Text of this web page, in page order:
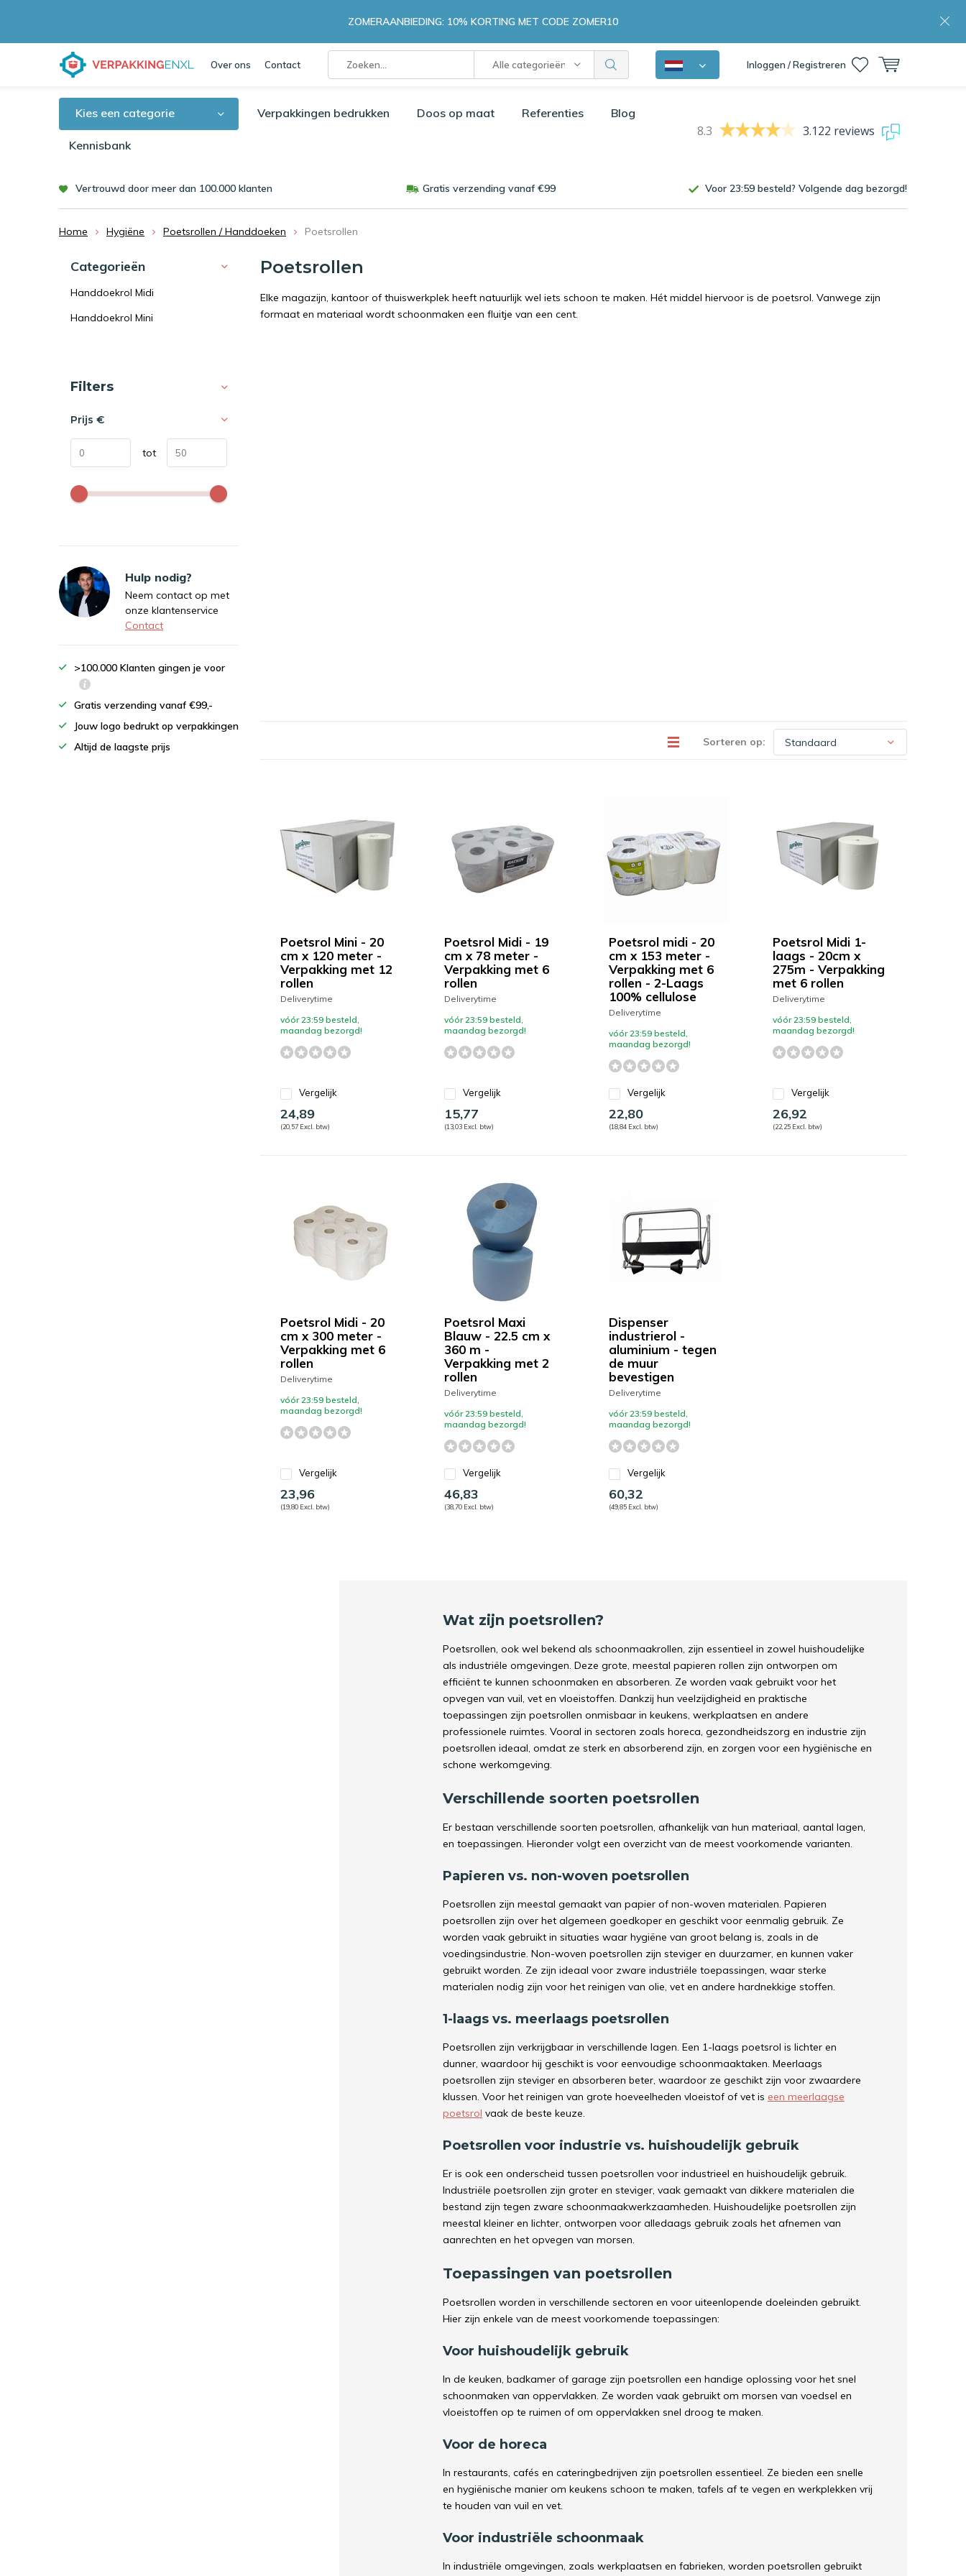
Over ons Contact Alle categorieën Inloggen / Registreren
ZOMERAANBIEDING: 10% KORTING MET CODE ZOMER10
Kies een categorie Verpakkingen bedrukken Doos op maat Referenties Blog
Kennisbank
8.3 3.122 reviews
Vertrouwd door meer dan 100.000 klanten Gratis verzending vanaf €99 Voor 23:59 besteld? Volgende dag bezorgd!
Home Hygiëne Poetsrollen / Handdoeken Poetsrollen
Poetsrollen
Elke magazijn, kantoor of thuiswerkplek heeft natuurlijk wel iets schoon te maken. Hét middel hiervoor is de poetsrol. Vanwege zijn
formaat en materiaal wordt schoonmaken een fluitje van een cent.
Sorteren op:
Poetsrol Mini - 20
cm x 120 meter -
Verpakking met 12
rollen
Deliverytime
vóór 23:59 besteld,
maandag bezorgd!
Vergelijk
24,89
(20,57 Excl. btw)
Poetsrol Midi - 19
cm x 78 meter -
Verpakking met 6
rollen
Deliverytime
vóór 23:59 besteld,
maandag bezorgd!
Vergelijk
15,77
(13,03 Excl. btw)
Poetsrol midi - 20
cm x 153 meter -
Verpakking met 6
rollen - 2-Laags
100% cellulose
Deliverytime
vóór 23:59 besteld,
maandag bezorgd!
Vergelijk
22,80
(18,84 Excl. btw)
Poetsrol Midi 1-
laags - 20cm x
275m - Verpakking
met 6 rollen
Deliverytime
vóór 23:59 besteld,
maandag bezorgd!
Vergelijk
26,92
(22,25 Excl. btw)
Poetsrol Midi - 20
cm x 300 meter -
Verpakking met 6
rollen
Deliverytime
vóór 23:59 besteld,
maandag bezorgd!
Vergelijk
23,96
(19,80 Excl. btw)
Poetsrol Maxi
Blauw - 22.5 cm x
360 m -
Verpakking met 2
rollen
Deliverytime
vóór 23:59 besteld,
maandag bezorgd!
Vergelijk
46,83
(38,70 Excl. btw)
Dispenser
industrierol -
aluminium - tegen
de muur
bevestigen
Deliverytime
vóór 23:59 besteld,
maandag bezorgd!
Vergelijk
60,32
(49,85 Excl. btw)
Wat zijn poetsrollen?
Poetsrollen, ook wel bekend als schoonmaakrollen, zijn essentieel in zowel huishoudelijke
als industriële omgevingen. Deze grote, meestal papieren rollen zijn ontworpen om
efficiënt te kunnen schoonmaken en absorberen. Ze worden vaak gebruikt voor het
opvegen van vuil, vet en vloeistoffen. Dankzij hun veelzijdigheid en praktische
toepassingen zijn poetsrollen onmisbaar in keukens, werkplaatsen en andere
professionele ruimtes. Vooral in sectoren zoals horeca, gezondheidszorg en industrie zijn
poetsrollen ideaal, omdat ze sterk en absorberend zijn, en zorgen voor een hygiënische en
schone werkomgeving.
Verschillende soorten poetsrollen
Er bestaan verschillende soorten poetsrollen, afhankelijk van hun materiaal, aantal lagen,
en toepassingen. Hieronder volgt een overzicht van de meest voorkomende varianten.
Papieren vs. non-woven poetsrollen
Poetsrollen zijn meestal gemaakt van papier of non-woven materialen. Papieren
poetsrollen zijn over het algemeen goedkoper en geschikt voor eenmalig gebruik. Ze
worden vaak gebruikt in situaties waar hygiëne van groot belang is, zoals in de
voedingsindustrie. Non-woven poetsrollen zijn steviger en duurzamer, en kunnen vaker
gebruikt worden. Ze zijn ideaal voor zware industriële toepassingen, waar sterke
materialen nodig zijn voor het reinigen van olie, vet en andere hardnekkige stoffen.
1-laags vs. meerlaags poetsrollen
Poetsrollen zijn verkrijgbaar in verschillende lagen. Een 1-laags poetsrol is lichter en
dunner, waardoor hij geschikt is voor eenvoudige schoonmaaktaken. Meerlaags
poetsrollen zijn steviger en absorberen beter, waardoor ze geschikt zijn voor zwaardere
klussen. Voor het reinigen van grote hoeveelheden vloeistof of vet is een meerlaagse
poetsrol vaak de beste keuze.
Poetsrollen voor industrie vs. huishoudelijk gebruik
Er is ook een onderscheid tussen poetsrollen voor industrieel en huishoudelijk gebruik.
Industriële poetsrollen zijn groter en steviger, vaak gemaakt van dikkere materialen die
bestand zijn tegen zware schoonmaakwerkzaamheden. Huishoudelijke poetsrollen zijn
meestal kleiner en lichter, ontworpen voor alledaags gebruik zoals het afnemen van
aanrechten en het opvegen van morsen.
Toepassingen van poetsrollen
Poetsrollen worden in verschillende sectoren en voor uiteenlopende doeleinden gebruikt.
Hier zijn enkele van de meest voorkomende toepassingen:
Voor huishoudelijk gebruik
In de keuken, badkamer of garage zijn poetsrollen een handige oplossing voor het snel
schoonmaken van oppervlakken. Ze worden vaak gebruikt om morsen van voedsel en
vloeistoffen op te ruimen of om oppervlakken snel droog te maken.
Voor de horeca
In restaurants, cafés en cateringbedrijven zijn poetsrollen essentieel. Ze bieden een snelle
en hygiënische manier om keukens schoon te maken, tafels af te vegen en werkplekken vrij
te houden van vuil en vet.
Voor industriële schoonmaak
In industriële omgevingen, zoals werkplaatsen en fabrieken, worden poetsrollen gebruikt
Categorieën
Handdoekrol Midi
Handdoekrol Mini
Sorteren op:
Filters
Prijs €
tot
Hulp nodig?
Neem contact op met
onze klantenservice
Contact
>100.000 Klanten gingen je voor
Gratis verzending vanaf €99,-
Jouw logo bedrukt op verpakkingen
Altijd de laagste prijs